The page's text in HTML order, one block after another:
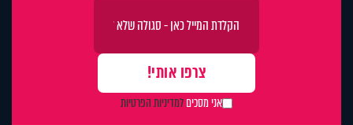
אני מסכיםלמדיניות הפרטיות